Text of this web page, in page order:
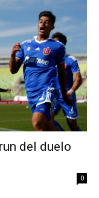
del duelo
0